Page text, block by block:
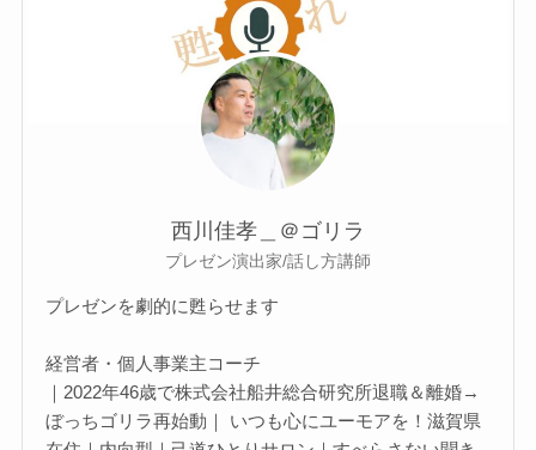
西川佳孝＿＠ゴリラ
プレゼン演出家/話し方講師
プレゼンを劇的に甦らせます
経営者・個人事業主コーチ
｜2022年46歳で株式会社船井総合研究所退職＆離婚→
ぼっちゴリラ再始動｜ いつも心にユーモアを！滋賀県